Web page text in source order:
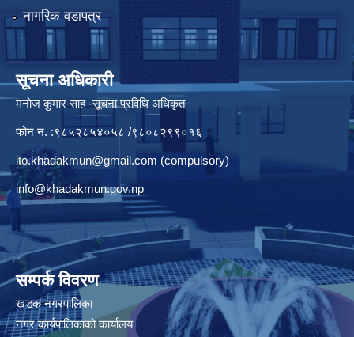
नागरिक वडापत्र
सूचना अधिकारी
मनाेज कुमार साह -सूचना प्रविधि अधिकृत
फोन नं. :९८५२८५४०५८ /९८०८२९९०१६
ito.khadakmun@gmail.com (compulsory)
info@khadakmun.gov.np
सम्पर्क विवरण
खडक नगरपालिका
नगर कार्यपालिकाको कार्यालय